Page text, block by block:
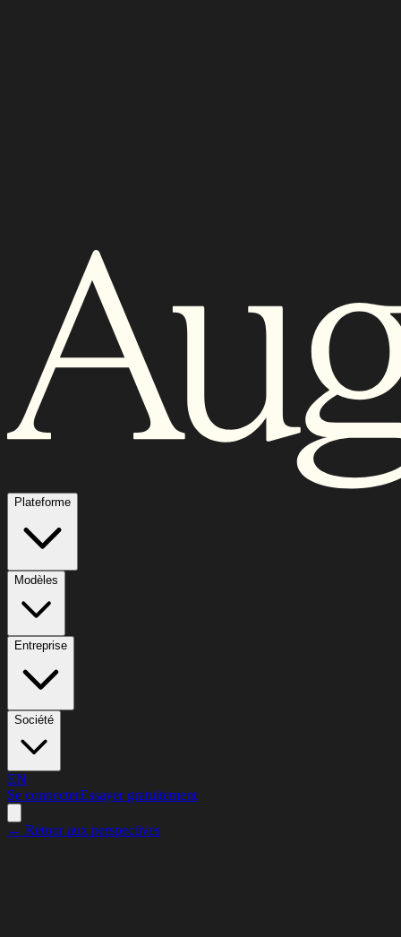
Plateforme
Modèles
Entreprise
Société
EN
Se connecterEssayer gratuitement
← Retour aux perspectives